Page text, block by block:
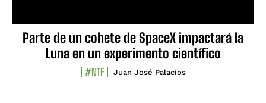
Parte de un cohete de SpaceX impactará la
Luna en un experimento científico
#NTF Juan José Palacios